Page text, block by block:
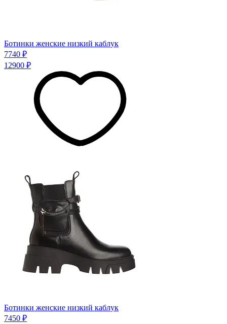
Ботинки женские низкий каблук
7740 ₽
12900 ₽
Ботинки женские низкий каблук
7450 ₽